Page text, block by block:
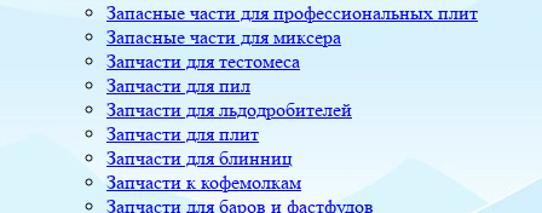
Запасные части для профессиональных плит
Запасные части для миксера
Запчасти для тестомеса
Запчасти для пил
Запчасти для льдодробителей
Запчасти для плит
Запчасти для блинниц
Запчасти к кофемолкам
Запчасти для баров и фастфудов